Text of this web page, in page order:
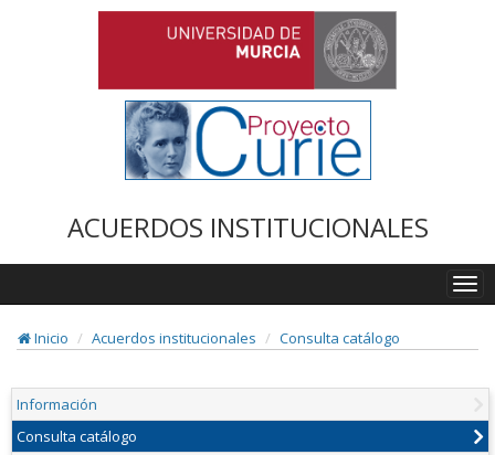
ACUERDOS INSTITUCIONALES
Inicio
Acuerdos institucionales Consulta catálogo
Información
Consulta catálogo